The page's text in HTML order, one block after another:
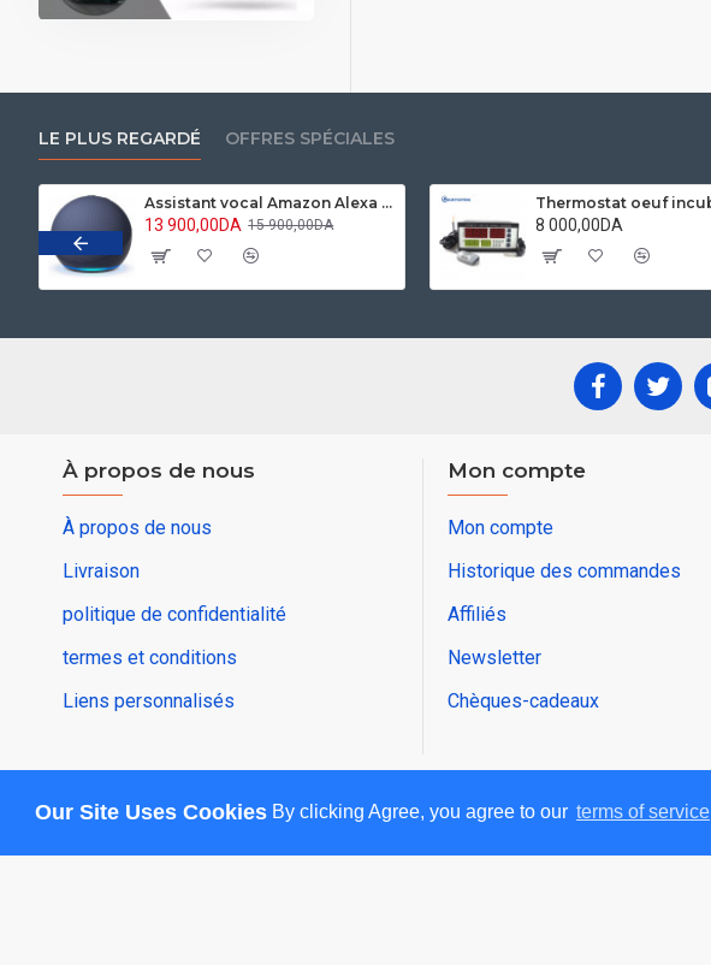
Our Site Uses Cookies By clicking Agree, you agree to our terms of service
LE PLUS REGARDÉ OFFRES SPÉCIALES
Assistant vocal Amazon Alexa Echo Dot 5 Bleu marine
13 900,00DA 15 900,00DA 8 000,00DA
À propos de nous
À propos de nous
Livraison
politique de confidentialité
termes et conditions
Liens personnalisés
Mon compte
Mon compte
Historique des commandes
Affiliés
Newsletter
Chèques-cadeaux
Copyright © 2025, sesdz , Tous droits réservés